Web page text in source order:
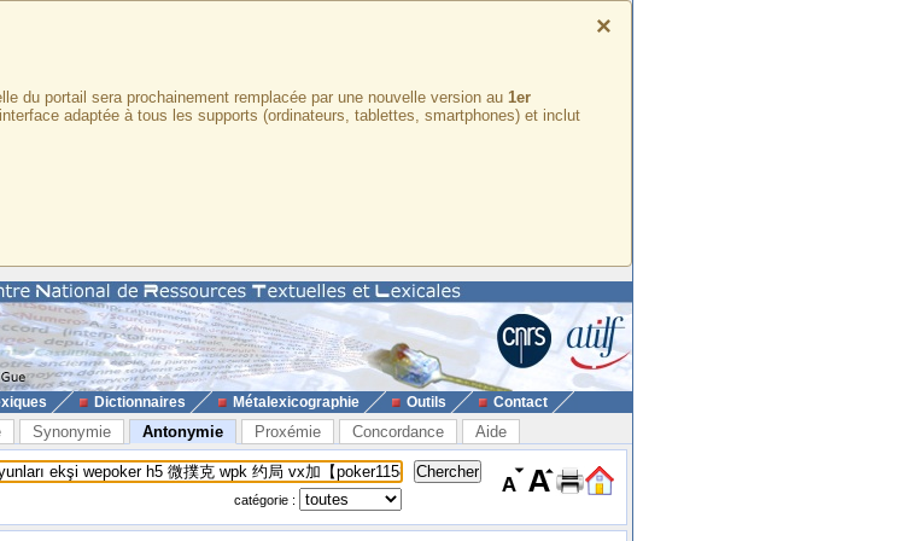
×
du portail sera prochainement remplacée par une nouvelle version au 1er
adaptée à tous les supports (ordinateurs, tablettes, smartphones) et inclut
Dictionnaires Métalexicographie Outils Contact
Synonymie Antonymie Proxémie Concordance Aide
catégorie :